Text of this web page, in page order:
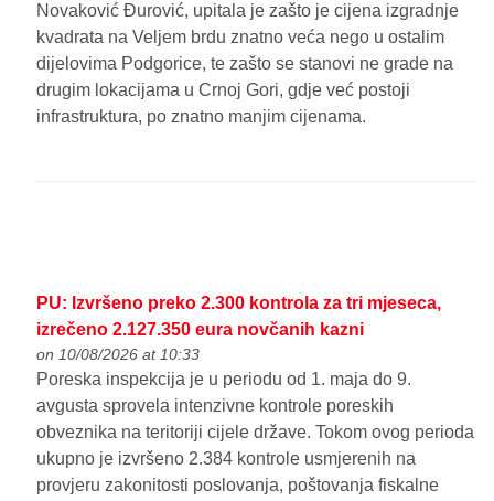
Novaković Đurović, upitala je zašto je cijena izgradnje
kvadrata na Veljem brdu znatno veća nego u ostalim
dijelovima Podgorice, te zašto se stanovi ne grade na
drugim lokacijama u Crnoj Gori, gdje već postoji
infrastruktura, po znatno manjim cijenama.
PU: Izvršeno preko 2.300 kontrola za tri mjeseca,
izrečeno 2.127.350 eura novčanih kazni
on 10/08/2026 at 10:33
Poreska inspekcija je u periodu od 1. maja do 9.
avgusta sprovela intenzivne kontrole poreskih
obveznika na teritoriji cijele države. Tokom ovog perioda
ukupno je izvršeno 2.384 kontrole usmjerenih na
provjeru zakonitosti poslovanja, poštovanja fiskalne